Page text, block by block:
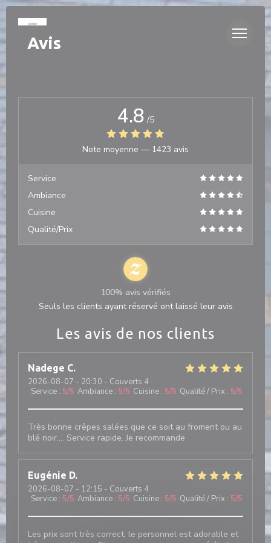
Personnalisation de vos choix en matière de cookies
Avis
Les avis de nos clients
Nadege C
2026-08-07 - 20:30 - Couverts 4
Service : 5/5 Ambiance : 5/5 Cuisine : 5/5 Qualité / Prix : 5/5
Très bonne crêpes salées que ce soit au froment ou au
blé noir.... Service rapide. Je recommande
Eugénie D
2026-08-07 - 12:15 - Couverts 4
Service : 5/5 Ambiance : 5/5 Cuisine : 5/5 Qualité / Prix : 5/5
Les prix sont très correct, le personnel est adorable et
4.8 /5
Note moyenne — 1423 avis
Service
Ambiance
Cuisine
Qualité/Prix
100% avis vérifiés
Seuls les clients ayant réservé ont laissé leur avis